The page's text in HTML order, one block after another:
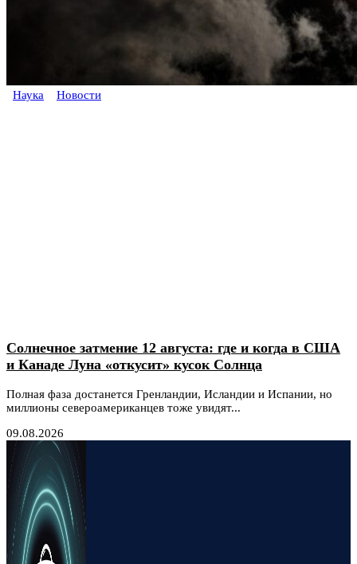
Наука Новости
Солнечное затмение 12 августа: где и когда в США
и Канаде Луна «откусит» кусок Солнца
Полная фаза достанется Гренландии, Исландии и Испании, но
миллионы североамериканцев тоже увидят...
09.08.2026